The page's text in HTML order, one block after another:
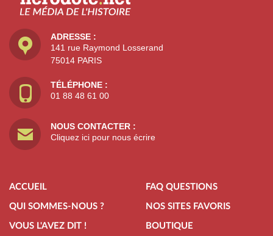
ADRESSE :
141 rue Raymond Losserand
75014 PARIS
TÉLÉPHONE :
01 88 48 61 00
NOUS CONTACTER :
Cliquez ici pour nous écrire
ACCUEIL
QUI SOMMES-NOUS ?
VOUS L'AVEZ DIT !
FAQ QUESTIONS
NOS SITES FAVORIS
BOUTIQUE